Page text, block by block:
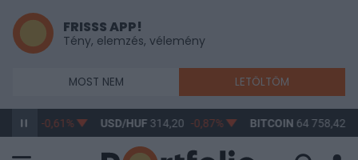
FRISSS APP!
Tény, elemzés, vélemény
MOST NEM LETÖLTÖM
-0,61% USD/HUF314,20 -0,87% BITCOIN64 758,42